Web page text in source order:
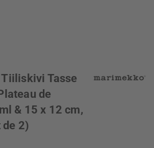
Tasse
de
& 15 x 12 cm,
de 2)